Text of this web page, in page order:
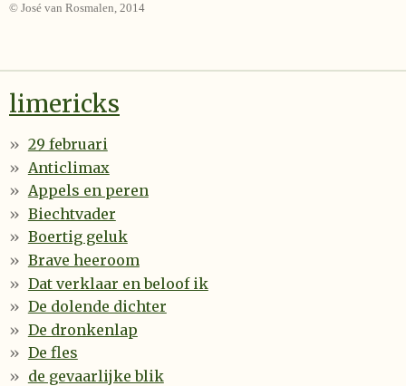
© José van Rosmalen, 2014
limericks
29 februari
Anticlimax
Appels en peren
Biechtvader
Boertig geluk
Brave heeroom
Dat verklaar en beloof ik
De dolende dichter
De dronkenlap
De fles
de gevaarlijke blik